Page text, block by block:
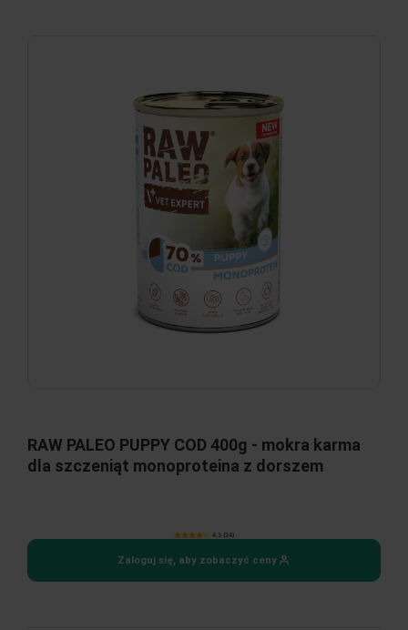
RAW PALEO PUPPY COD 400g - mokra karma
dla szczeniąt monoproteina z dorszem
4.3 (24)
Zaloguj się, aby zobaczyć ceny